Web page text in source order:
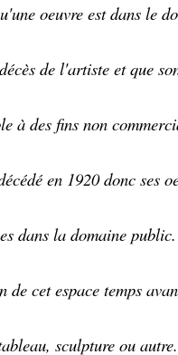
oeuvre est dans le
de l'artiste et que
à des fins non
en 1920 donc ses
dans la domaine public.
de cet espace temps
sculpture ou autre.